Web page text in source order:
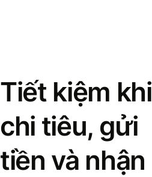
Tiết kiệm khi
chi tiêu, gửi
tiền và nhận